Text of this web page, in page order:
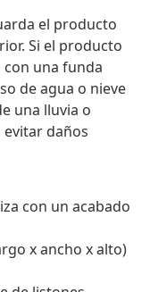
el producto
Si el producto
una funda
de agua o nieve
una lluvia o
evitar daños
con un acabado
x ancho x alto)